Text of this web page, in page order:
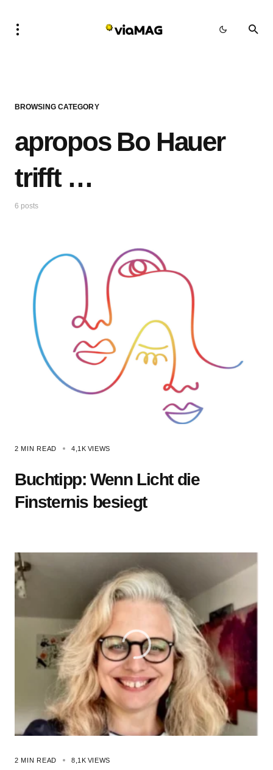
BROWSING CATEGORY
apropos Bo Hauer
trifft …
6 posts
2 MIN READ 4,1K VIEWS
Buchtipp: Wenn Licht die
Finsternis besiegt
2 MIN READ 8,1K VIEWS